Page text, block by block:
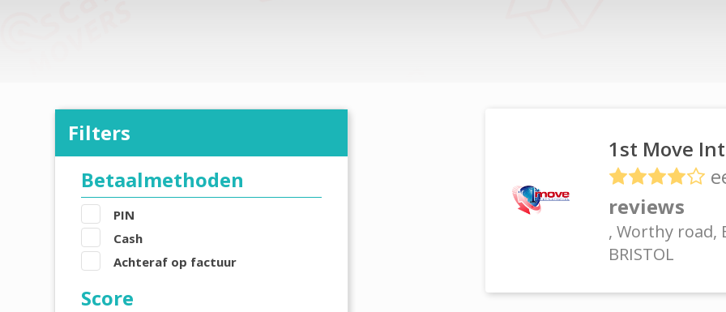
Filters
Betaalmethoden
PIN
Cash
Achteraf op factuur
Score
1st Move
reviews
, Worthy road,
BRISTOL